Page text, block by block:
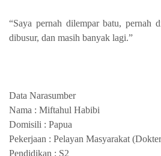
“Saya pernah dilempar batu, pernah
dibusur, dan masih banyak lagi.”
Data Narasumber
Nama : Miftahul Habibi
Domisili : Papua
Pekerjaan : Pelayan Masyarakat
Pendidikan : S2